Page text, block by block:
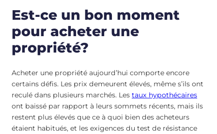
Est-ce un bon moment
pour acheter une
propriété?
Acheter une propriété aujourd’hui comporte encore
certains défis. Les prix demeurent élevés, même s’ils ont
reculé dans plusieurs marchés. Les taux hypothécaires
ont baissé par rapport à leurs sommets récents, mais ils
restent plus élevés que ce à quoi bien des acheteurs
étaient habitués, et les exigences du test de résistance